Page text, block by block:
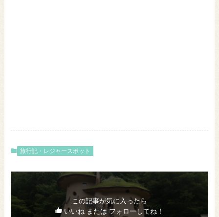
旅行記・レジャースポット
この記事が気に入ったら
いいね または フォローしてね！